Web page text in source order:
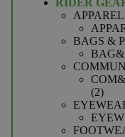
RIDER
APPAREL
BAGS &
22